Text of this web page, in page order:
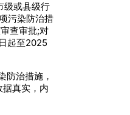
级或县级行
污染防治措
查审批;对
起至2025
防治措施，
真实，内